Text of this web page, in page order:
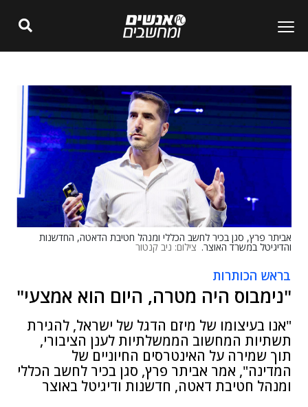
אביתר פרץ, סגן בכיר לחשב הכללי ומנהל חטיבת הדאטה, החדשנות
והדיגיטל במשרד האוצר. צילום: ניב קנטור
בראש הכותרות
"נימבוס היה מטרה, היום הוא אמצעי"
"אנו בעיצומו של מיזם הדגל של ישראל, להגירת
תשתיות המחשוב הממשלתיות לענן הציבורי,
תוך שמירה על האינטרסים החיוניים של
המדינה", אמר אביתר פרץ, סגן בכיר לחשב הכללי
ומנהל חטיבת דאטה, חדשנות ודיגיטל באוצר